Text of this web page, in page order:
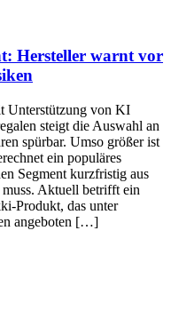
Hersteller warnt vor
Unterstützung von KI
steigt die Auswahl an
spürbar. Umso größer ist
ein populäres
Segment kurzfristig aus
Aktuell betrifft ein
Produkt, das unter
angeboten […]